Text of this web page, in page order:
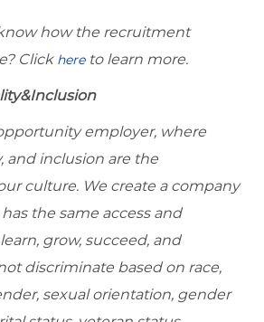
how the recruitment
Click hereto learn more.
employer, where
and inclusion are the
culture. We create a company
the same access and
grow, succeed, and
discriminate based on race,
sexual orientation, gender